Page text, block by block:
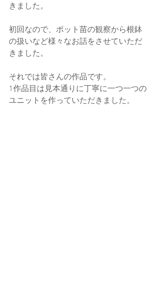
きました。
初回なので、ポット苗の観察から根鉢
の扱いなど様々なお話をさせていただ
きました。
それでは皆さんの作品です。
1作品目は見本通りに丁寧に一つ一つの
ユニットを作っていただきました。